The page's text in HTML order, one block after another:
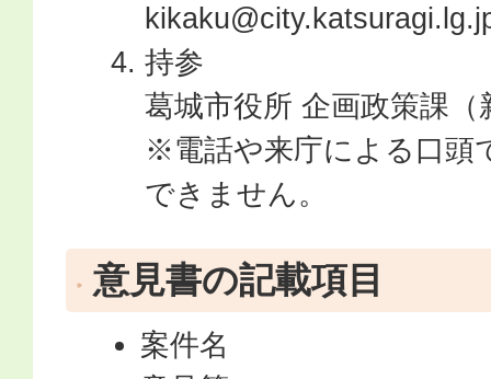
持参
葛城市役所 企画政策課（
※電話や来庁による口頭
できません。
意見書の記載項目
案件名